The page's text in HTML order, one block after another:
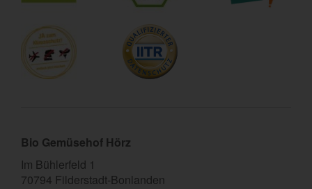
Bio Gemüsehof Hörz
Im Bühlerfeld 1
70794 Filderstadt-Bonlanden